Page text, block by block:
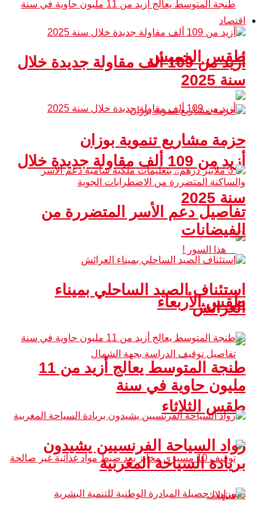
طقس الخميس
أزيد من 109 ألف مقاولة جديدة خلال
سنة 2025
طقس الأربعاء
طقس الثلاثاء
اقتصاد
أزيد من 109 ألف مقاولة جديدة خلال
سنة 2025
حزمة مشاريع تنموية بوزان
تفاصيل دعم الأسر المتضررة من
الفيضانات
استئناف الصيد الساحلي بميناء
العرائش
طنجة المتوسط يعالج أزيد من 11
مليون حاوية في سنة
رواد السياحة الفرنسيين يشيدون
بريادة السياحة المغربية